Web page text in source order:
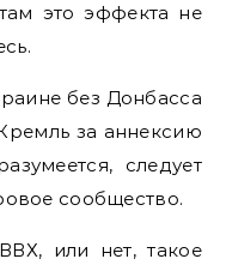
это эффекта не
без Донбасса
за аннексию
следует
сообщество.
или нет, такое